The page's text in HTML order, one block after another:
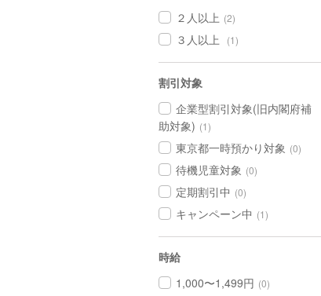
２人以上 (2)
３人以上 (1)
割引対象
企業型割引対象(旧内閣府補
助対象) (1)
東京都一時預かり対象 (0)
待機児童対象 (0)
定期割引中 (0)
キャンペーン中 (1)
時給
1,000〜1,499円 (0)